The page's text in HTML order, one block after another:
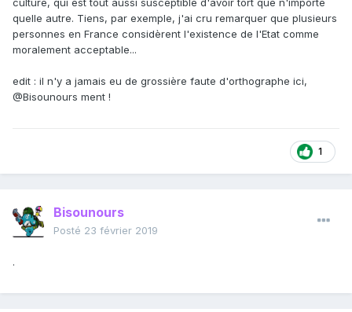
quelle autre. Tiens, par exemple, j'ai cru remarquer que plusieurs
personnes en France considèrent l'existence de l'Etat comme
moralement acceptable...
edit : il n'y a jamais eu de grossière faute d'orthographe ici,
@Bisounours ment !
1
Bisounours
Posté 23 février 2019
.